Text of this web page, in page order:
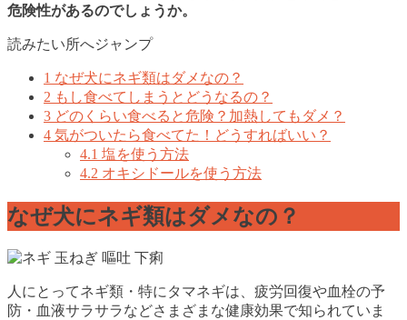
危険性があるのでしょうか。
読みたい所へジャンプ
1 なぜ犬にネギ類はダメなの？
2 もし食べてしまうとどうなるの？
3 どのくらい食べると危険？加熱してもダメ？
4 気がついたら食べてた！どうすればいい？
4.1 塩を使う方法
4.2 オキシドールを使う方法
なぜ犬にネギ類はダメなの？
人にとってネギ類・特にタマネギは、疲労回復や血栓の予
防・血液サラサラなどさまざまな健康効果で知られていま